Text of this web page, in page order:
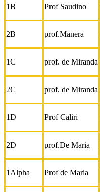
1B Prof Saudino
2B prof.Manera
1C prof. de Miranda
2C prof. de Miranda
1D Prof Caliri
2D prof.De Maria
1Alpha Prof de Maria